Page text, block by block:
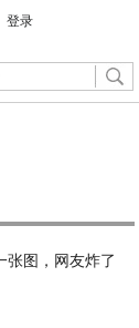
登录
张图，网友炸了